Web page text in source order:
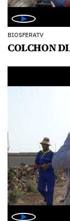
BIOSFERATV
COLCHON